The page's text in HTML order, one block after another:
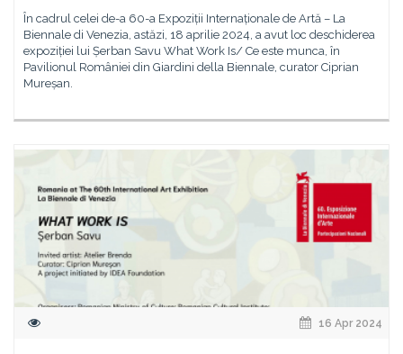
În cadrul celei de-a 60-a Expoziții Internaționale de Artă – La
Biennale di Venezia, astăzi, 18 aprilie 2024, a avut loc deschiderea
expoziției lui Șerban Savu What Work Is/ Ce este munca, în
Pavilionul României din Giardini della Biennale, curator Ciprian
Mureșan.
16 Apr 2024